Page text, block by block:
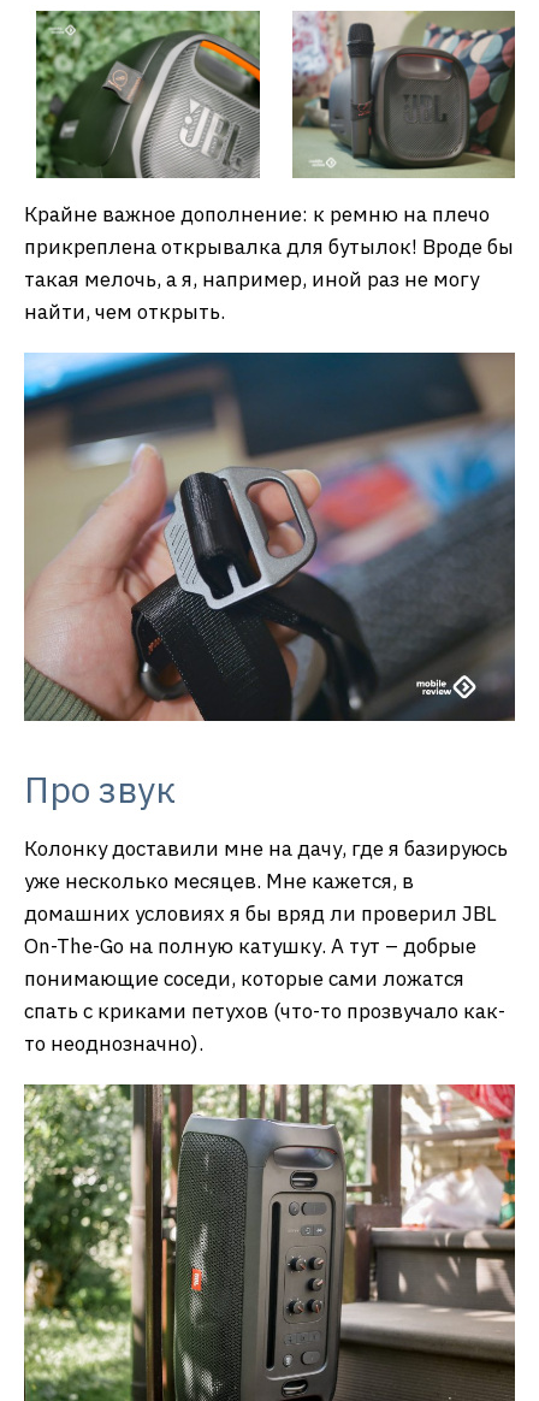
Крайне важное дополнение: к ремню на плечо
прикреплена открывалка для бутылок! Вроде бы
такая мелочь, а я, например, иной раз не могу
найти, чем открыть.
Про звук
Колонку доставили мне на дачу, где я базируюсь
уже несколько месяцев. Мне кажется, в
домашних условиях я бы вряд ли проверил JBL
On-The-Go на полную катушку. А тут – добрые
понимающие соседи, которые сами ложатся
спать с криками петухов (что-то прозвучало как-
то неоднозначно).